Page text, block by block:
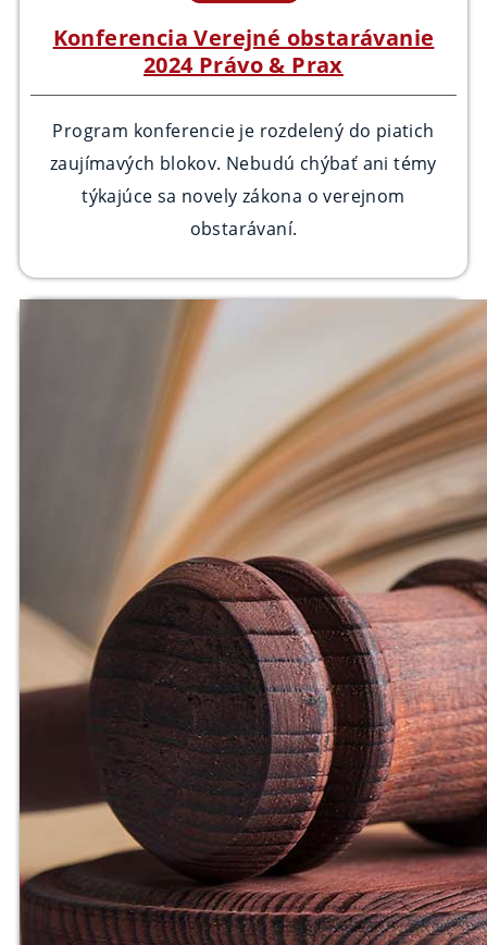
Konferencia Verejné obstarávanie
2024 Právo & Prax
Program konferencie je rozdelený do piatich
zaujímavých blokov. Nebudú chýbať ani témy
týkajúce sa novely zákona o verejnom
obstarávaní.